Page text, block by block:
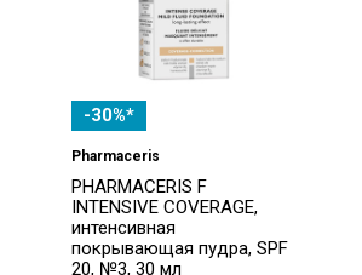
-30%*
Pharmaceris
PHARMACERIS F
INTENSIVE COVERAGE,
интенсивная
покрывающая пудра, SPF
20, №3, 30 мл